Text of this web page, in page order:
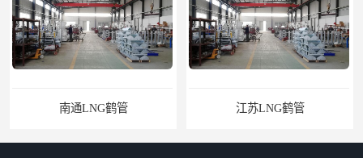
江苏LNG鹤管 太原船用臂厂家